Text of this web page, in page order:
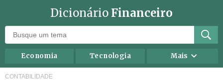
Dicionário Financeiro
Economia Tecnologia Mais
Recursos humanos
CONTABILIDADE